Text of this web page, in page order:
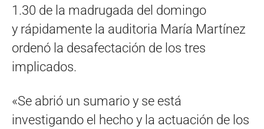
1.30 de la madrugada del domingo
y rápidamente la auditoria María Martínez
ordenó la desafectación de los tres
implicados.
«Se abrió un sumario y se está
investigando el hecho y la actuación de los